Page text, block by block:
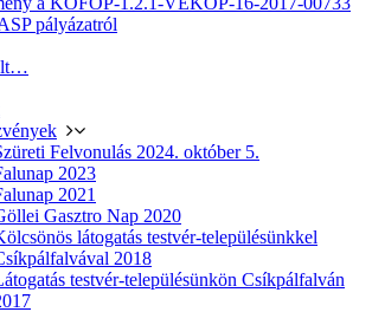
pályázatról
Felvonulás 2024. október 5.
2023
2021
Gasztro Nap 2020
látogatás testvér-településünkkel
2018
testvér-településünkön Csíkpálfalván